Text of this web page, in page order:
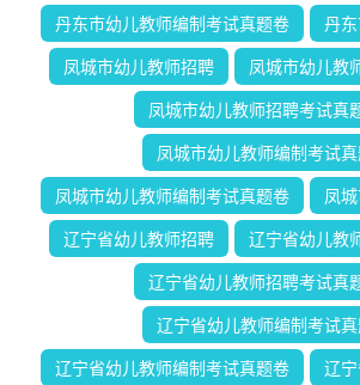
丹东市幼儿教师编制考试真题卷 丹
凤城市幼儿教师招聘 凤城市幼儿教
凤城市幼儿教师招聘考试真
凤城市幼儿教师编制考试
凤城市幼儿教师编制考试真题卷 凤
辽宁省幼儿教师招聘 辽宁省幼儿教
辽宁省幼儿教师招聘考试真
辽宁省幼儿教师编制考试
辽宁省幼儿教师编制考试真题卷 辽